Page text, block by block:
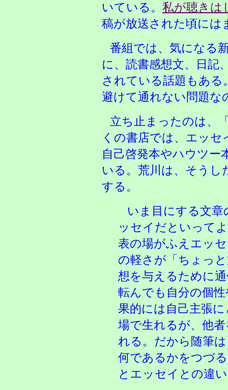
いている。 私が聴きは
稿が放送された頃には
番組では、気になる
に、読書感想文、日記
されている話題もある
避けて通れない問題な
立ち止まったのは、
くの書店では、エッ
自己啓発本やハウツー
いる。荒川は、そうし
する。
いま目にする文章
ッセイだといって
表の場がふえエッ
の軽さが「ちょっ
想を与えるために
転んでも自分の個
果的には自己主張
場で生れるが、他
れる。だから随筆
何であるかをつづ
とエッセイとの違